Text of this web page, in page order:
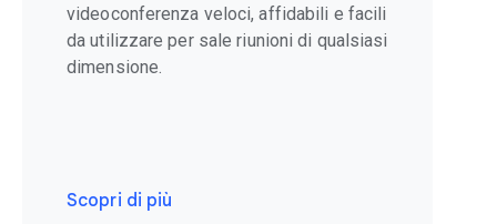
videoconferenza veloci, affidabili e facili
da utilizzare per sale riunioni di qualsiasi
dimensione.
Scopri di più